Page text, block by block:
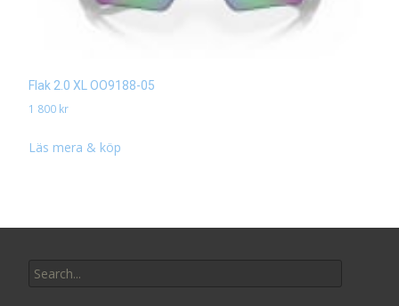
Flak 2.0 XL OO9188-05
1 800 kr
Läs mera & köp
for: